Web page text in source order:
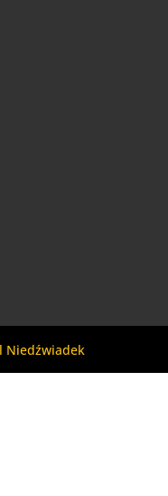
Niedźwiadek